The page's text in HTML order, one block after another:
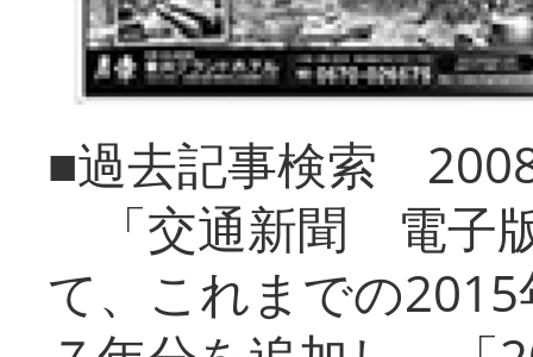
■過去記事検索
「交通新聞 電子
て、これまでの